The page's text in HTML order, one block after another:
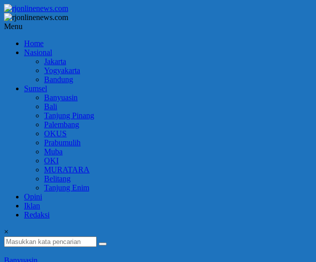
Lompat
ke
konten
rjonlinenews.com
Faktual
Berimbang
Terpercaya
Menu
Home
Nasional
Jakarta
Yogyakarta
Bandung
Sumsel
Banyuasin
Bali
Tanjung Pinang
Palembang
OKUS
Prabumulih
Muba
OKI
MURATARA
Belitang
Tanjung Enim
Opini
Iklan
Redaksi
×
Banyuasin